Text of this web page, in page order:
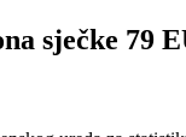
sječke 79